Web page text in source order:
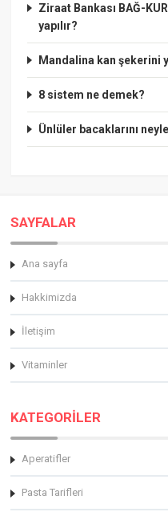
Ziraat Bankası BAĞ-
yapılır?
Mandalina kan şekerini
8 sistem ne demek?
Ünlüler bacaklarını
SAYFALAR
Ana sayfa
Hakkimizda
İletişim
Vitaminler
KATEGORİLER
Aperatifler
Pasta Tarifleri